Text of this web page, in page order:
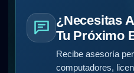
¿Necesitas
Tu Próximo
Recibe asesoría
computadores,